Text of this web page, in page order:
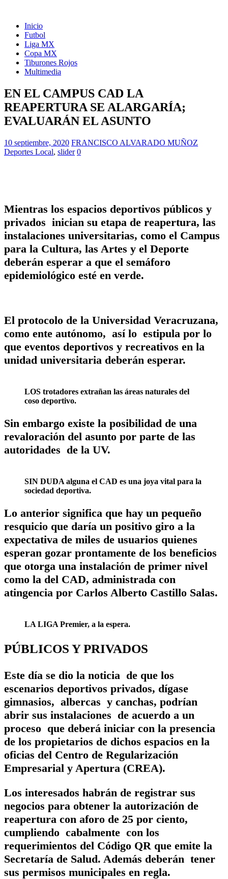
Inicio
Futbol
Liga MX
Copa MX
Tiburones Rojos
Multimedia
EN EL CAMPUS CAD LA
REAPERTURA SE ALARGARÍA;
EVALUARÁN EL ASUNTO
10 septiembre, 2020 FRANCISCO ALVARADO MUÑOZ
Deportes Local, slider 0
Mientras los espacios deportivos públicos y
privados inician su etapa de reapertura, las
instalaciones universitarias, como el Campus
para la Cultura, las Artes y el Deporte
deberán esperar a que el semáforo
epidemiológico esté en verde.
El protocolo de la Universidad Veracruzana,
como ente autónomo, así lo estipula por lo
que eventos deportivos y recreativos en la
unidad universitaria deberán esperar.
LOS trotadores extrañan las áreas naturales del
coso deportivo.
Sin embargo existe la posibilidad de una
revaloración del asunto por parte de las
autoridades de la UV.
SIN DUDA alguna el CAD es una joya vital para la
sociedad deportiva.
Lo anterior significa que hay un pequeño
resquicio que daría un positivo giro a la
expectativa de miles de usuarios quienes
esperan gozar prontamente de los beneficios
que otorga una instalación de primer nivel
como la del CAD, administrada con
atingencia por Carlos Alberto Castillo Salas.
LA LIGA Premier, a la espera.
PÚBLICOS Y PRIVADOS
Este día se dio la noticia de que los
escenarios deportivos privados, dígase
gimnasios, albercas y canchas, podrían
abrir sus instalaciones de acuerdo a un
proceso que deberá iniciar con la presencia
de los propietarios de dichos espacios en la
oficias del Centro de Regularización
Empresarial y Apertura (CREA).
Los interesados habrán de registrar sus
negocios para obtener la autorización de
reapertura con aforo de 25 por ciento,
cumpliendo cabalmente con los
requerimientos del Código QR que emite la
Secretaría de Salud. Además deberán tener
sus permisos municipales en regla.